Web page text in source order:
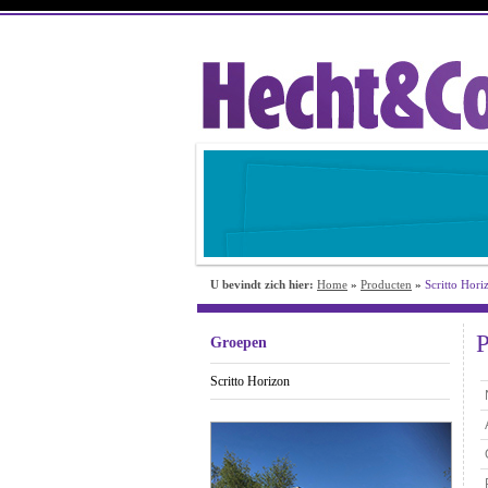
U bevindt zich hier: Home » Producten » Scritto
Groepen
Scritto Horizon